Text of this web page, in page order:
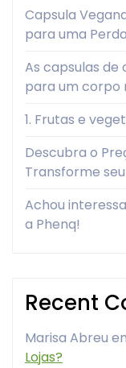
Capsula
para uma
As capsulas de
para um corpo
1. Frutas e
Descubra o
Transforme
Achou
a Phenq!
Recent
Marisa Abreu
Lojas?